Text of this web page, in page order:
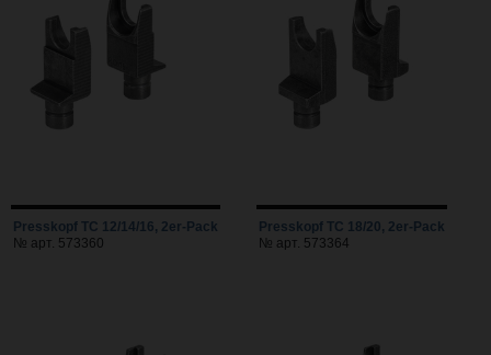
Presskopf TC 12/14/16, 2er-Pack
№ арт. 573360
Presskopf TC 18/20, 2er-Pack
№ арт. 573364